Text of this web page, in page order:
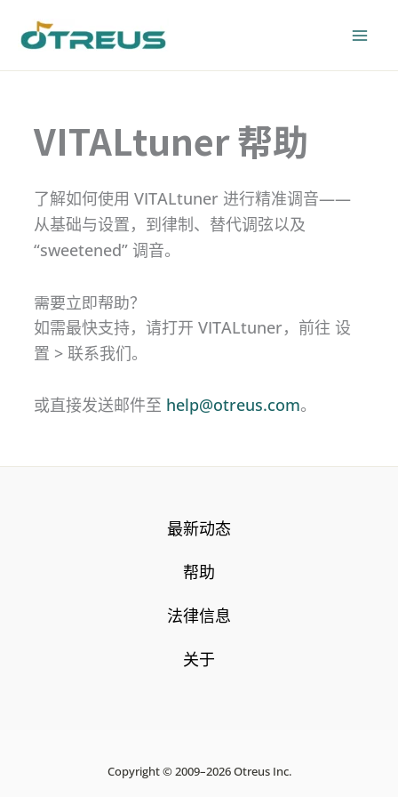
VITALtuner 帮助
了解如何使用 VITALtuner 进行精准调音——
从基础与设置，到律制、替代调弦以及
“sweetened” 调音。
需要立即帮助？
如需最快支持，请打开 VITALtuner，前往 设
置 > 联系我们。
或直接发送邮件至 help@otreus.com。
最新动态
帮助
法律信息
关于
Copyright © 2009–2026 Otreus Inc.